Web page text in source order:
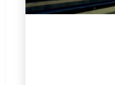
La
vanguardia se